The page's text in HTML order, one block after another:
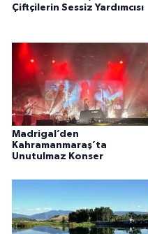
Çiftçilerin Sessiz Yardımcısı
Madrigal’den
Kahramanmaraş’ta
Unutulmaz Konser